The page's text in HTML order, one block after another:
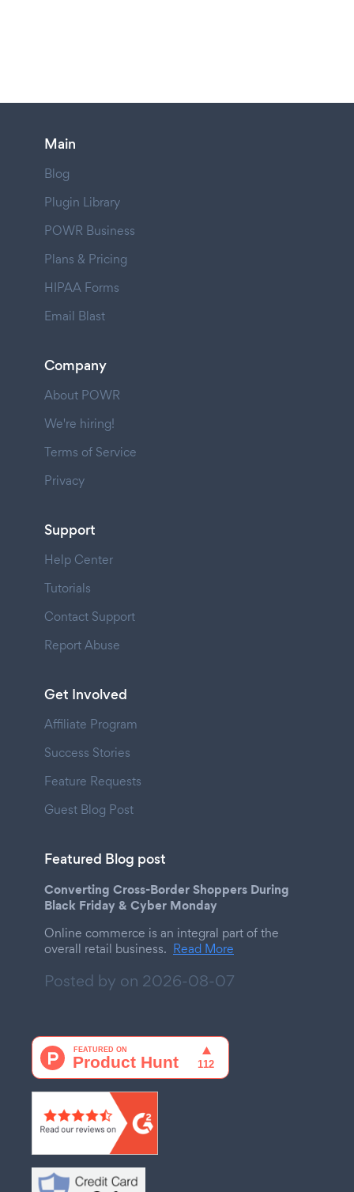
Main
Blog
Plugin Library
POWR Business
Plans & Pricing
HIPAA Forms
Email Blast
Company
About POWR
We're hiring!
Terms of Service
Privacy
Support
Help Center
Tutorials
Contact Support
Report Abuse
Get Involved
Affiliate Program
Success Stories
Feature Requests
Guest Blog Post
Featured Blog post
Converting Cross-Border Shoppers During
Black Friday & Cyber Monday
Online commerce is an integral part of the
overall retail business. Read More
Posted by on 2026-08-07